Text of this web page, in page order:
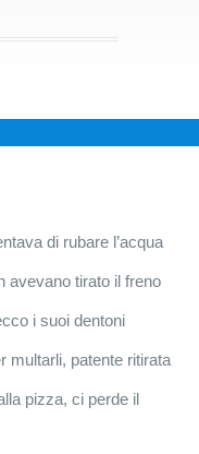
di rubare l’acqua
avevano tirato il freno
i suoi dentoni
multarli, patente ritirata
pizza, ci perde il